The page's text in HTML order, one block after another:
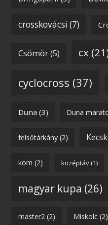
crosskovácsi (7)
Csömör(5) cx
cyclocross (37)
Duna (3) Duna
felsőtárkány(2)
kom (2) középtáv(1)
magyar kupa (26)
master2(2) Miskolc(2)